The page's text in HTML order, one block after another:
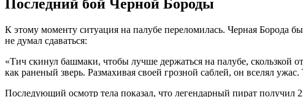
Последний бой Черной Бороды
К этому моменту ситуация на палубе переломилась. Черная Борода
не думал сдаваться:
«Тич скинул башмаки, чтобы лучше держаться на палубе,
как раненый зверь. Размахивая своей грозной саблей, он вселял
Последующий осмотр тела показал, что легендарный пират